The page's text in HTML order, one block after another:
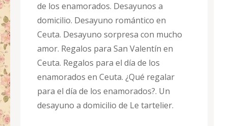
de los enamorados. Desayunos a
domicilio. Desayuno romántico en
Ceuta. Desayuno sorpresa con mucho
amor. Regalos para San Valentín en
Ceuta. Regalos para el día de los
enamorados en Ceuta. ¿Qué regalar
para el día de los enamorados?. Un
desayuno a domicilio de Le tartelier.